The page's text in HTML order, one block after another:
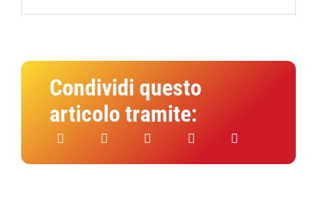
Condividi questo
articolo tramite: